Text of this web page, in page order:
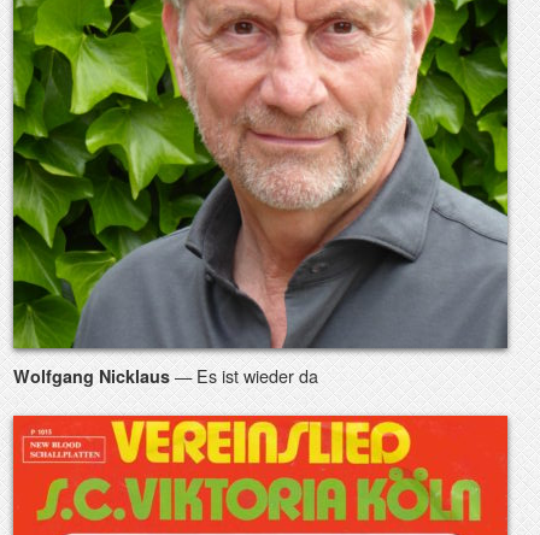
Wolfgang Nicklaus— Es ist wieder da